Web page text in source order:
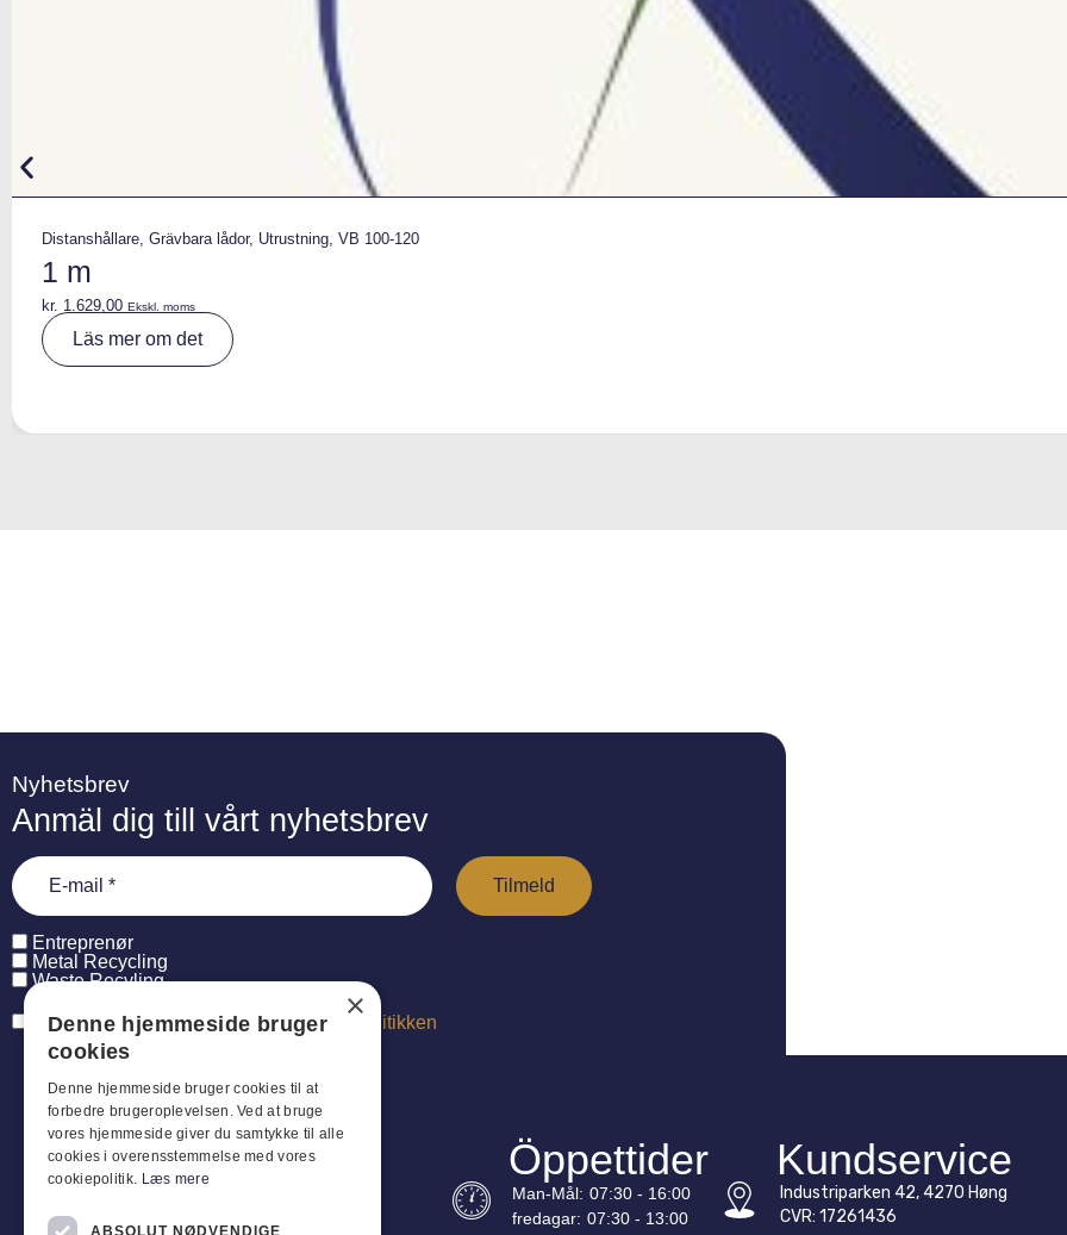
Distanshållare, Grävbara lådor, Utrustning, VB 100-120
1 m
kr. 1.629,00 Ekskl. moms
Läs mer om det
ti
Nyhetsbrev
Anmäl dig till vårt nyhetsbrev
Entreprenør
Metal Recycling
Waste Recyling
Jeg har læst og acceptererpersondatapolitikken
Öppettider
Man-Mål: 07:30 - 16:00
fredagar: 07:30 - 13:00
Kundservice
Industriparken 42, 4270 Høng
CVR: 17261436
×
Denne hjemmeside bruger
cookies
Denne hjemmeside bruger cookies til at
forbedre brugeroplevelsen. Ved at bruge
vores hjemmeside giver du samtykke til alle
cookies i overensstemmelse med vores
cookiepolitik. Læs mere
ABSOLUT NØDVENDIGE